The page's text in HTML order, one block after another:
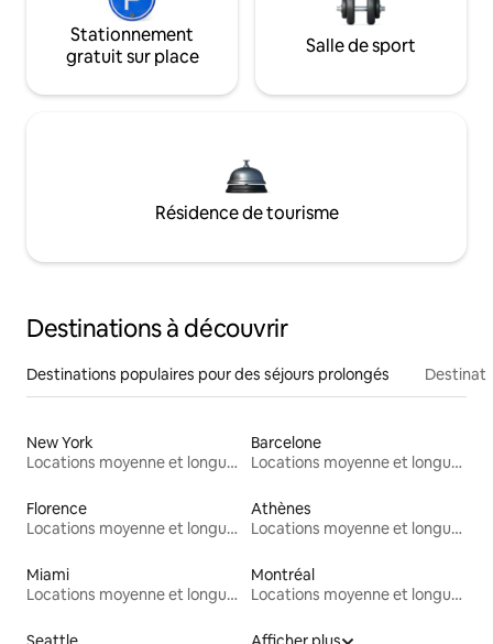
Stationnement
gratuit sur place
Salle de sport
Résidence de tourisme
Destinations à découvrir
Destinations populaires pour des séjours prolongés
New York
Locations moyenne et longue durée
Barcelone
Locations moyenne et longue durée
Florence
Locations moyenne et longue durée
Athènes
Locations moyenne et longue durée
Miami
Locations moyenne et longue durée
Montréal
Locations moyenne et longue durée